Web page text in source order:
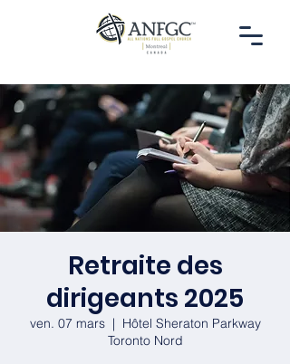
Retraite des
dirigeants 2025
ven. 07 mars
  |
Hôtel Sheraton Parkway
Toronto Nord